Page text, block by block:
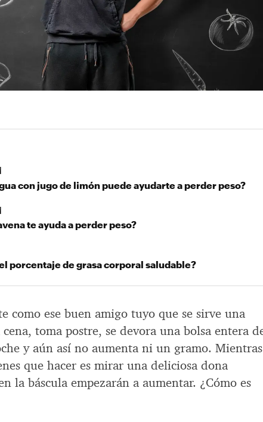
como ese buen amigo tuyo que se sirve una
toma postre, se devora una bolsa entera
y aún así no aumenta ni un gramo. Mientras
que hacer es mirar una deliciosa dona
la báscula empezarán a aumentar. ¿Cómo es
con jugo de limón puede ayudarte a perder peso?
te ayuda a perder peso?
porcentaje de grasa corporal saludable?